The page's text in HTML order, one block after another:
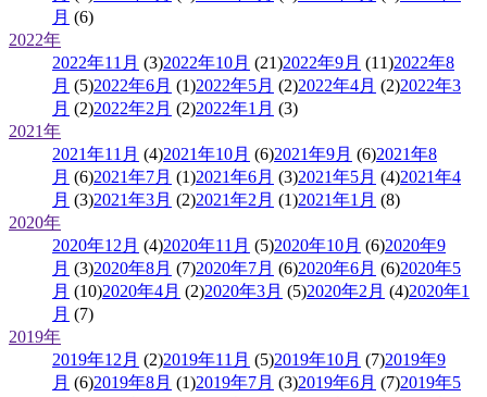
月 (6)
2022年
2022年11月 (3)2022年10月 (21)2022年9月 (11)2022年8
月 (5)2022年6月 (1)2022年5月 (2)2022年4月 (2)2022年3
月 (2)2022年2月 (2)2022年1月 (3)
2021年
2021年11月 (4)2021年10月 (6)2021年9月 (6)2021年8
月 (6)2021年7月 (1)2021年6月 (3)2021年5月 (4)2021年4
月 (3)2021年3月 (2)2021年2月 (1)2021年1月 (8)
2020年
2020年12月 (4)2020年11月 (5)2020年10月 (6)2020年9
月 (3)2020年8月 (7)2020年7月 (6)2020年6月 (6)2020年5
月 (10)2020年4月 (2)2020年3月 (5)2020年2月 (4)2020年1
月 (7)
2019年
2019年12月 (2)2019年11月 (5)2019年10月 (7)2019年9
月 (6)2019年8月 (1)2019年7月 (3)2019年6月 (7)2019年5